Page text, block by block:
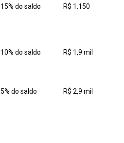
15% do saldo R$ 1.150
10% do saldo R$ 1,9 mil
5% do saldo R$ 2,9 mil